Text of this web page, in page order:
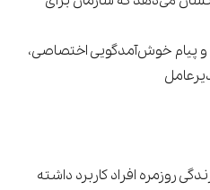
پیام خوش‌آمدگویی اختصاصی،
روزمره افراد کاربرد داشته